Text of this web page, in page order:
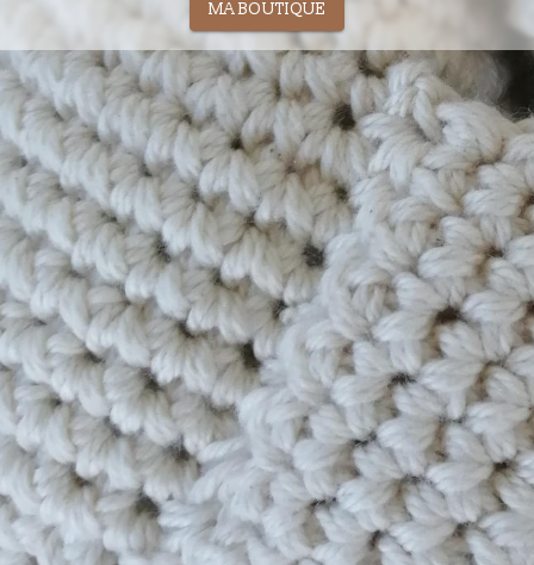
MA BOUTIQUE